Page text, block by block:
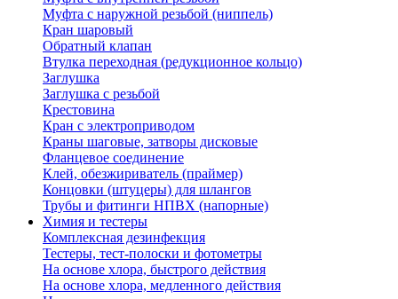
Муфта с наружной резьбой (ниппель)
Кран шаровый
Обратный клапан
Втулка переходная (редукционное кольцо)
Заглушка
Заглушка с резьбой
Крестовина
Кран с электроприводом
Краны шаговые, затворы дисковые
Фланцевое соединение
Клей, обезжириватель (праймер)
Концовки (штуцеры) для шлангов
Трубы и фитинги НПВХ (напорные)
Химия и тестеры
Комплексная дезинфекция
Тестеры, тест-полоски и фотометры
На основе хлора, быстрого действия
На основе хлора, медленного действия